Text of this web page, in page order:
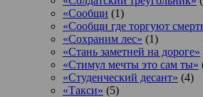
«Сообщи (1)
«Сообщи где торгуют
«Сохраним лес» (1)
«Стань заметней на дороге»
«Стимул мечты это сам ты»
«Студенческий десант» (4)
«Такси» (5)